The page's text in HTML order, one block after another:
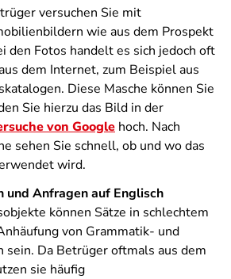
versuchen Sie mit
wie aus dem Prospekt
den Fotos handelt es sich jedoch oft
dem Internet, zum Beispiel aus
Diese Masche können Sie
Sie hierzu das Bild in der
von Google hoch. Nach
sehen Sie schnell, ob und wo das
wird.
und Anfragen auf Englisch
können Sätze in schlechtem
von Grammatik- und
sein. Da Betrüger oftmals aus dem
sie häufig